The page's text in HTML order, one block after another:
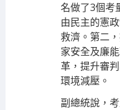
名做了3個考
由民主的憲
救濟。第二
家安全及廉
革，提升審
環境減壓。
副總統說，